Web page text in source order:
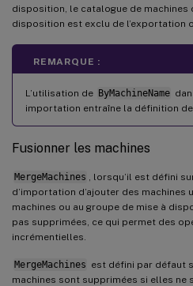
disposition, le catalogue de machines
disposition est exclu de l’exportation
REMARQUE :
L’utilisation de ByMachineName
importation entraîne la définition de
Fusionner les machines
MergeMachines , lorsqu’il est défini
d’importation d’ajouter des machines
machines ou au groupe de mise à
pas supprimées, ce qui permet des
incrémentielles.
MergeMachines est défini par défaut
machines sont supprimées si elles ne